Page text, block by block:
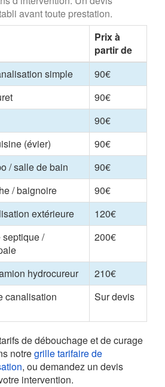
avant toute prestation.
Prix à
partir de
simple
90€
90€
90€
(évier)
90€
/ salle de bain
90€
/ baignoire
90€
extérieure
120€
/
200€
hydrocureur
210€
canalisation
Sur devis
de débouchage et de curage
notregrille tarifaire de
, ou demandez un devis
intervention.